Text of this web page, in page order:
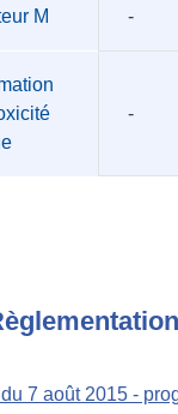
M -
-
7 août 2015 -